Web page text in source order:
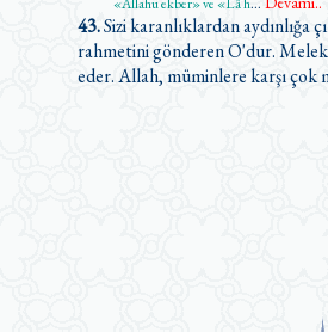
43.Sizi karanlıklardan aydınlığa
rahmetini gönderen O'dur.
eder. Allah, müminlere karşı çok